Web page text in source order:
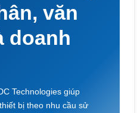
văn
doanh
Technologies giúp
bị theo nhu cầu sử